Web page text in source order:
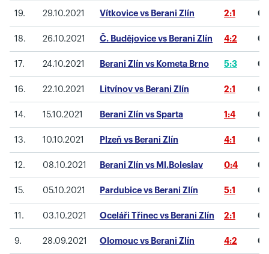
19. 29.10.2021 Vítkovice vs Berani Zlín 2:1 0
18. 26.10.2021 Č. Budějovice vs Berani Zlín 4:2 0
17. 24.10.2021 Berani Zlín vs Kometa Brno 5:3 0
16. 22.10.2021 Litvínov vs Berani Zlín 2:1 0
14. 15.10.2021 Berani Zlín vs Sparta 1:4 0
13. 10.10.2021 Plzeň vs Berani Zlín 4:1 0
12. 08.10.2021 Berani Zlín vs Ml.Boleslav 0:4 0
15. 05.10.2021 Pardubice vs Berani Zlín 5:1 0
11. 03.10.2021 Oceláři Třinec vs Berani Zlín 2:1 0
9. 28.09.2021 Olomouc vs Berani Zlín 4:2 0